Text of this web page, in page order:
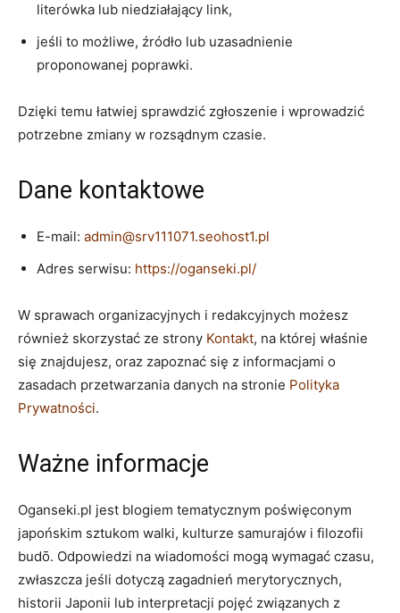
literówka lub niedziałający link,
jeśli to możliwe, źródło lub uzasadnienie
proponowanej poprawki.
Dzięki temu łatwiej sprawdzić zgłoszenie i wprowadzić
potrzebne zmiany w rozsądnym czasie.
Dane kontaktowe
E-mail: admin@srv111071.seohost1.pl
Adres serwisu: https://oganseki.pl/
W sprawach organizacyjnych i redakcyjnych możesz
również skorzystać ze strony Kontakt, na której właśnie
się znajdujesz, oraz zapoznać się z informacjami o
zasadach przetwarzania danych na stronie Polityka
Prywatności.
Ważne informacje
Oganseki.pl jest blogiem tematycznym poświęconym
japońskim sztukom walki, kulturze samurajów i filozofii
budō. Odpowiedzi na wiadomości mogą wymagać czasu,
zwłaszcza jeśli dotyczą zagadnień merytorycznych,
historii Japonii lub interpretacji pojęć związanych z